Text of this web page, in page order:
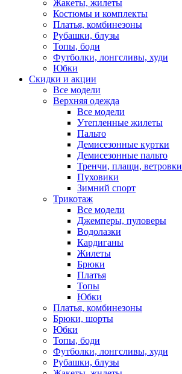
Жакеты, жилеты
Костюмы и комплекты
Платья, комбинезоны
Рубашки, блузы
Топы, боди
Футболки, лонгсливы, худи
Юбки
Скидки и акции
Все модели
Верхняя одежда
Все модели
Утепленные жилеты
Пальто
Демисезонные куртки
Демисезонные пальто
Тренчи, плащи, ветровки
Пуховики
Зимний спорт
Трикотаж
Все модели
Джемперы, пуловеры
Водолазки
Кардиганы
Жилеты
Брюки
Платья
Топы
Юбки
Платья, комбинезоны
Брюки, шорты
Юбки
Топы, боди
Футболки, лонгсливы, худи
Рубашки, блузы